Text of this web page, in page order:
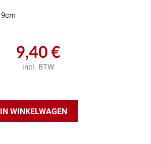
9cm
9,40 €
incl. BTW
IN WINKELWAGEN